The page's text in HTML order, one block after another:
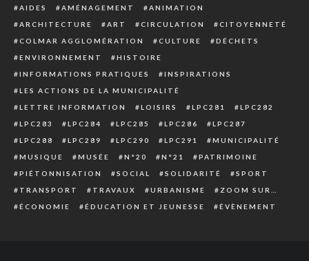
AIDES AMÉNAGEMENT
ANIMATION
ARCHITECTURE
ART CIRCULATION
CITOYENNETÉ
COLMAR AGGLOMÉRATION
CULTURE
DÉCHETS
ENVIRONNEMENT
HISTOIRE
INFORMATIONS PRATIQUES
INSPIRATIONS
LES ACTIONS DE LA MUNICIPALITÉ
LETTRE INFORMATION
LOISIRS LPC281
LPC282
LPC283
LPC284 LPC285 LPC286
LPC287
LPC288
LPC289 LPC290 LPC291
MUNICIPALITÉ
MUSIQUE
MUSÉE N°20 N°21
PATRIMOINE
PIÉTONNISATION
SOCIAL SOLIDARITÉ
SPORT
TRANSPORT
TRAVAUX URBANISME
ZOOM SUR…
ÉCONOMIE
ÉDUCATION ET JEUNESSE ÉVÈNEMENT